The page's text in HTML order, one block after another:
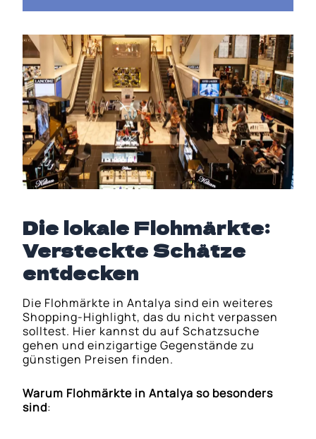
Die lokale Flohmärkte:
Versteckte Schätze
entdecken
Die Flohmärkte in Antalya sind ein weiteres
Shopping-Highlight, das du nicht verpassen
solltest. Hier kannst du auf Schatzsuche
gehen und einzigartige Gegenstände zu
günstigen Preisen finden.
Warum Flohmärkte in Antalya so besonders
sind: